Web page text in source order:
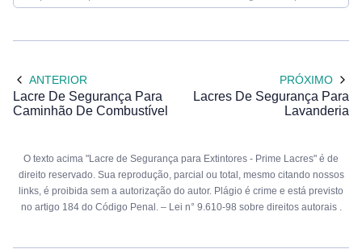
ANTERIOR
Lacre De Segurança Para
Caminhão De Combustível
PRÓXIMO
Lacres De Segurança Para
Lavanderia
O texto acima "Lacre de Segurança para Extintores - Prime Lacres" é de
direito reservado. Sua reprodução, parcial ou total, mesmo citando nossos
links, é proibida sem a autorização do autor. Plágio é crime e está previsto
no artigo 184 do Código Penal. – Lei n° 9.610-98 sobre direitos autorais .